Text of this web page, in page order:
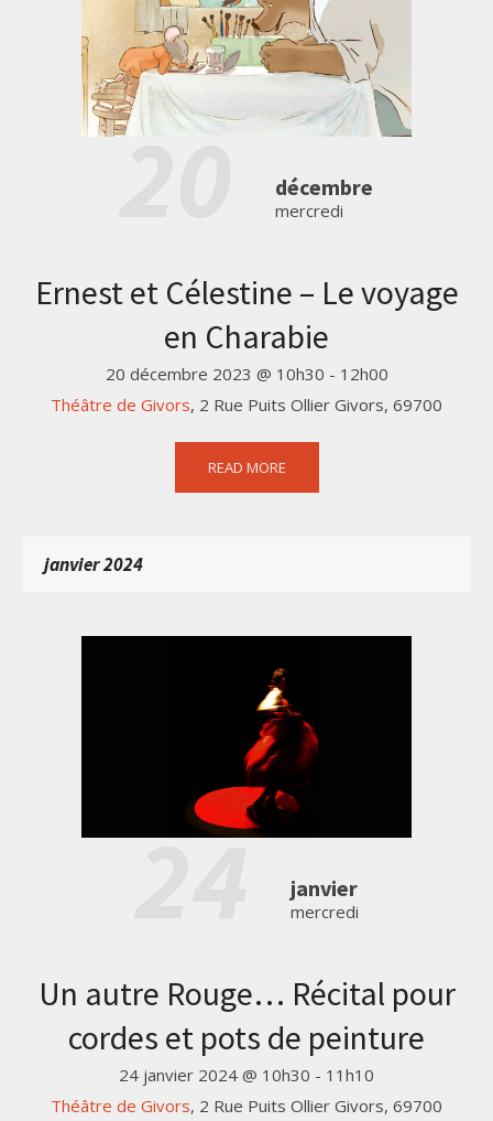
20 décembre
mercredi
Ernest et Célestine – Le voyage
en Charabie
20 décembre 2023 @ 10h30 - 12h00
Théâtre de Givors, 2 Rue Puits Ollier Givors, 69700
READ MORE
janvier 2024
24 janvier
mercredi
Un autre Rouge… Récital pour
cordes et pots de peinture
24 janvier 2024 @ 10h30 - 11h10
Théâtre de Givors, 2 Rue Puits Ollier Givors, 69700